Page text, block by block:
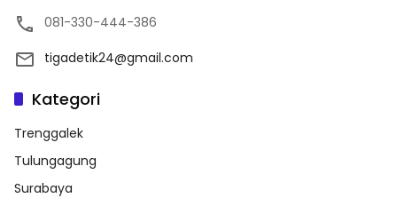
081-330-444-386
tigadetik24@gmail.com
Kategori
Trenggalek
Tulungagung
Surabaya